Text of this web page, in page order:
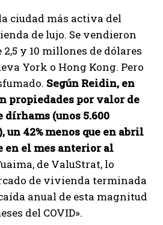
ciudad más activa del
de lujo. Se vendieron
2,5 y 10 millones de dólares
York o Hong Kong. Pero
Según Reidin, en
propiedades por valor de
dírhams (unos 5.600
un 42% menos que en abril
en el mes anterior al
de ValuStrat, lo
de vivienda terminada
anual de esta magnitud
del COVID».